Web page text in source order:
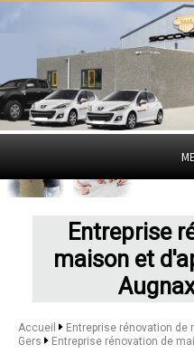
Entreprise
maison et
Accueil
Entreprise rénovation
Gers
Entreprise rénovation de